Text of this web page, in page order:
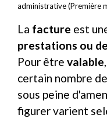
administrative (Première
La facture est
prestations ou
Pour être valable
certain nombre de
sous peine
figurer varient